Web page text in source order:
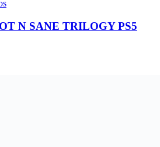
N SANE TRILOGY PS5